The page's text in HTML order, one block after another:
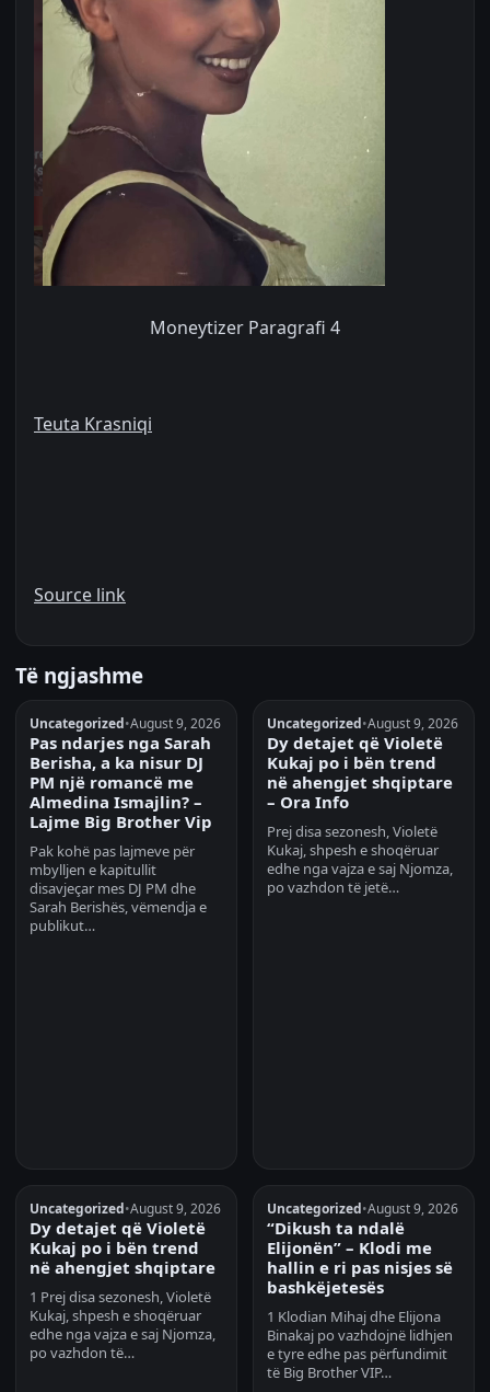
Moneytizer Paragrafi 4
Teuta Krasniqi
Source link
Të ngjashme
Uncategorized•August 9, 2026
Pas ndarjes nga Sarah
Berisha, a ka nisur DJ
PM një romancë me
Almedina Ismajlin? –
Lajme Big Brother Vip
Pak kohë pas lajmeve për
mbylljen e kapitullit
disavjeçar mes DJ PM dhe
Sarah Berishës, vëmendja e
publikut…
Uncategorized•August 9, 2026
Dy detajet që Violetë
Kukaj po i bën trend
në ahengjet shqiptare
– Ora Info
Prej disa sezonesh, Violetë
Kukaj, shpesh e shoqëruar
edhe nga vajza e saj Njomza,
po vazhdon të jetë…
Uncategorized•August 9, 2026
Dy detajet që Violetë
Kukaj po i bën trend
në ahengjet shqiptare
1 Prej disa sezonesh, Violetë
Kukaj, shpesh e shoqëruar
edhe nga vajza e saj Njomza,
po vazhdon të…
Uncategorized•August 9, 2026
“Dikush ta ndalë
Elijonën” – Klodi me
hallin e ri pas nisjes së
bashkëjetesës
1 Klodian Mihaj dhe Elijona
Binakaj po vazhdojnë lidhjen
e tyre edhe pas përfundimit
të Big Brother VIP…